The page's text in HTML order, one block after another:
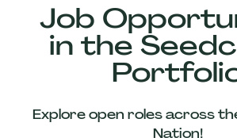
Job
in the
Explore open roles across
Nation!
Our
Companies